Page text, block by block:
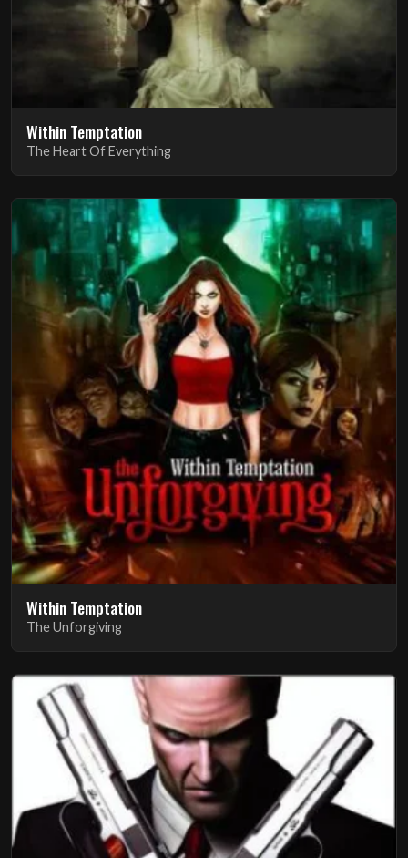
Within Temptation
The Heart Of Everything
Within Temptation
The Unforgiving